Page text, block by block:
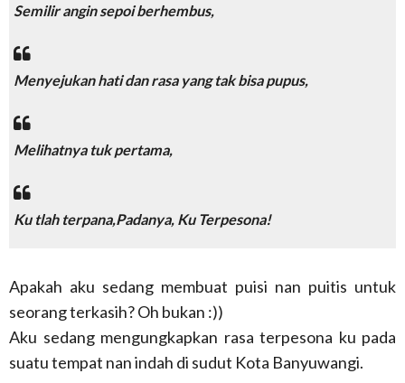
Semilir angin sepoi berhembus,
Menyejukan hati dan rasa yang tak bisa pupus,
Melihatnya tuk pertama,
Ku tlah terpana,Padanya, Ku Terpesona!
Apakah aku sedang membuat puisi nan puitis untuk
seorang terkasih? Oh bukan :))
Aku sedang mengungkapkan rasa terpesona ku pada
suatu tempat nan indah di sudut Kota Banyuwangi.